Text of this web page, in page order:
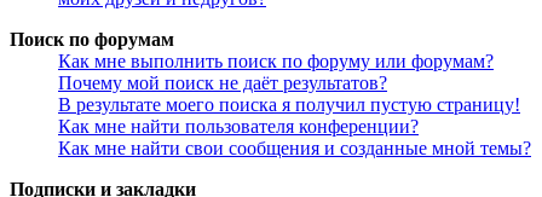
Поиск по форумам
Как мне выполнить поиск по форуму или форумам?
Почему мой поиск не даёт результатов?
В результате моего поиска я получил пустую страницу!
Как мне найти пользователя конференции?
Как мне найти свои сообщения и созданные мной темы?
Подписки и закладки